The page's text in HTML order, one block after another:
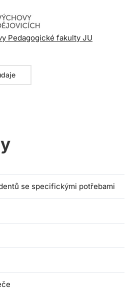
Pedagogické fakulty JU
se specifickými potřebami